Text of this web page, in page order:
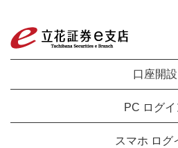
口座開設
PC ログイ
スマホ ログ